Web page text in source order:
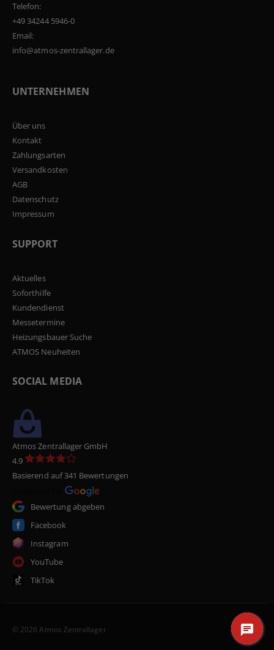
Telefon:
+49 34244 5946-0
Email:
info@atmos-zentrallager.de
UNTERNEHMEN
Über uns
Kontakt
Zahlungsarten
Versandkosten
AGB
Datenschutz
Impressum
SUPPORT
Aktuelles
Soforthilfe
Kundendienst
Messetermine
Heizungsbauer Suche
ATMOS Neuheiten
SOCIAL MEDIA
Atmos Zentrallager GmbH
4.9
Basierend auf 341 Bewertungen
Bewertung abgeben
Facebook
Instagram
YouTube
TikTok
© 2026 Atmos Zentrallager